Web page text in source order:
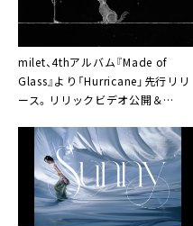
milet、4thアルバム『Made of
Glass』より「Hurricane」先行リリ
ース。リリックビデオ公開＆